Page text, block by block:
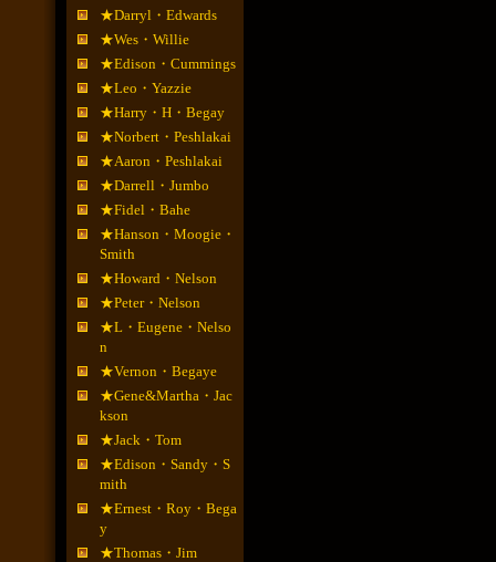
★Darryl・Edwards
★Wes・Willie
★Edison・Cummings
★Leo・Yazzie
★Harry・H・Begay
★Norbert・Peshlakai
★Aaron・Peshlakai
★Darrell・Jumbo
★Fidel・Bahe
★Hanson・Moogie・
Smith
★Howard・Nelson
★Peter・Nelson
★L・Eugene・Nelso
n
★Vernon・Begaye
★Gene&Martha・Jac
kson
★Jack・Tom
★Edison・Sandy・S
mith
★Ernest・Roy・Bega
y
★Thomas・Jim